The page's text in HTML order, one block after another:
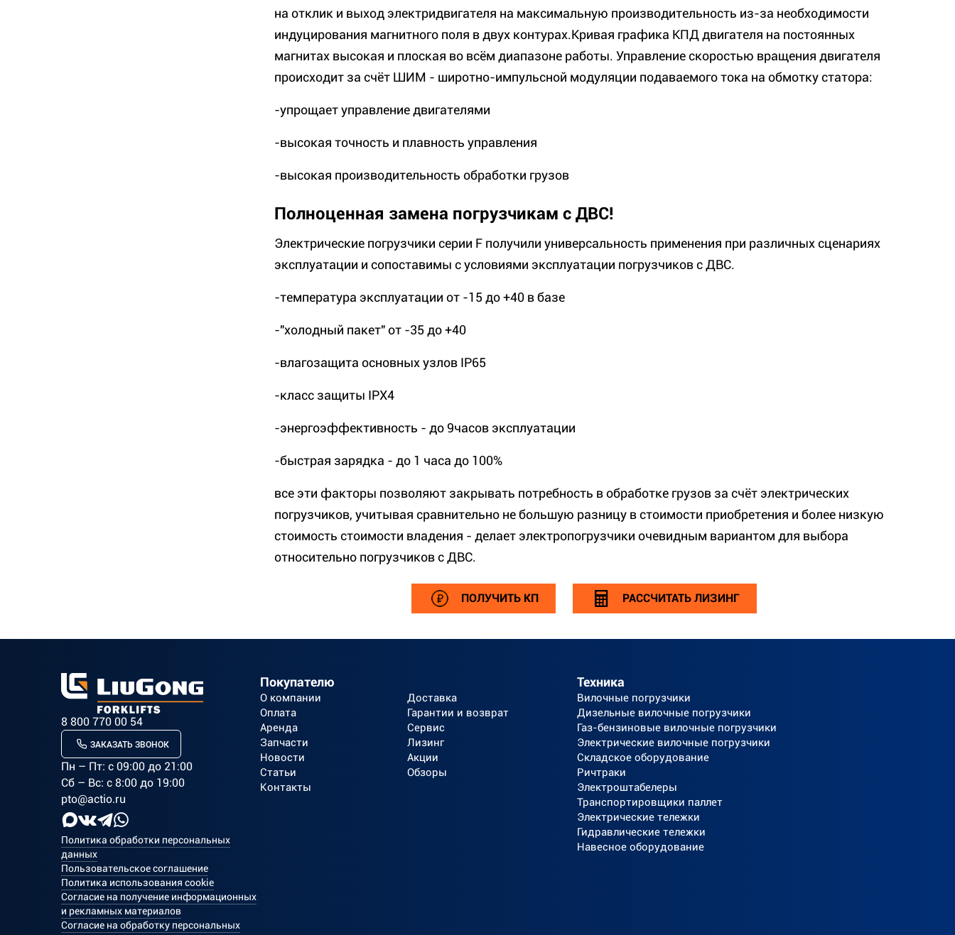
на отклик и выход электридвигателя на максимальную производительность из-за необходимости
индуцирования магнитного поля в двух контурах.Кривая графика КПД двигателя на постоянных
магнитах высокая и плоская во всём диапазоне работы. Управление скоростью вращения двигателя
происходит за счёт ШИМ - широтно-импульсной модуляции подаваемого тока на обмотку статора:
-упрощает управление двигателями
-высокая точность и плавность управления
-высокая производительность обработки грузов
Полноценная замена погрузчикам с ДВС!
Электрические погрузчики серии F получили универсальность применения при различных сценариях
эксплуатации и сопоставимы с условиями эксплуатации погрузчиков с ДВС.
-температура эксплуатации от -15 до +40 в базе
-"холодный пакет" от -35 до +40
-влагозащита основных узлов IP65
-класс защиты IPX4
-энергоэффективность - до 9часов эксплуатации
-быстрая зарядка - до 1 часа до 100%
все эти факторы позволяют закрывать потребность в обработке грузов за счёт электрических
погрузчиков, учитывая сравнительно не большую разницу в стоимости приобретения и более низкую
стоимость стоимости владения - делает электропогрузчики очевидным вариантом для выбора
относительно погрузчиков с ДВС.
ПОЛУЧИТЬ КП РАССЧИТАТЬ ЛИЗИНГ
8 800 770 00 54
ЗАКАЗАТЬ ЗВОНОК
Пн – Пт: c 09:00 до 21:00
Сб – Вс: с 8:00 до 19:00
pto@actio.ru
Политика обработки персональных
данных
Пользовательское соглашение
Политика использования cookie
Согласие на получение информационных
и рекламных материалов
Согласие на обработку персональных
Покупателю
О компании
Доставка
Оплата
Гарантии и возврат
Аренда
Сервис
Запчасти
Лизинг
Новости
Акции
Статьи
Обзоры
Контакты
Техника
Вилочные погрузчики
Дизельные вилочные погрузчики
Газ-бензиновые вилочные погрузчики
Электрические вилочные погрузчики
Складское оборудование
Ричтраки
Электроштабелеры
Транспортировщики паллет
Электрические тележки
Гидравлические тележки
Навесное оборудование